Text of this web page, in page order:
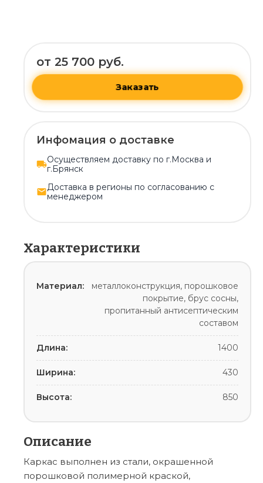
от 25 700 руб.
Заказать
Инфомация о доставке
Осуществляем доставку по г.Москва и
г.Брянск
Доставка в регионы по согласованию с
менеджером
Характеристики
Материал:
металлоконструкция, порошковое
покрытие, брус сосны,
пропитанный антисептическим
составом
Длина: 1400
Ширина: 430
Высота: 850
Описание
Каркас выполнен из стали, окрашенной
порошковой полимерной краской,